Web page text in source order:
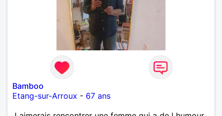
Bamboo
Etang-sur-Arroux - 67 ans